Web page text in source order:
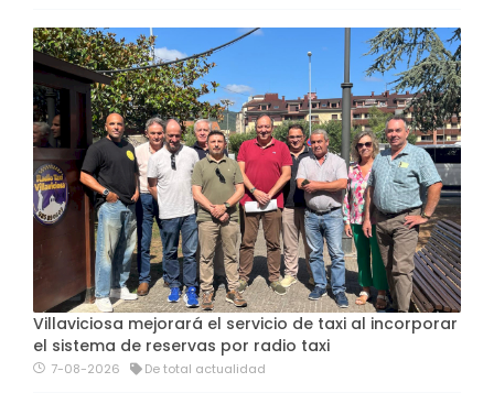
Villaviciosa mejorará el servicio de taxi al incorporar
el sistema de reservas por radio taxi
7-08-2026 De total actualidad